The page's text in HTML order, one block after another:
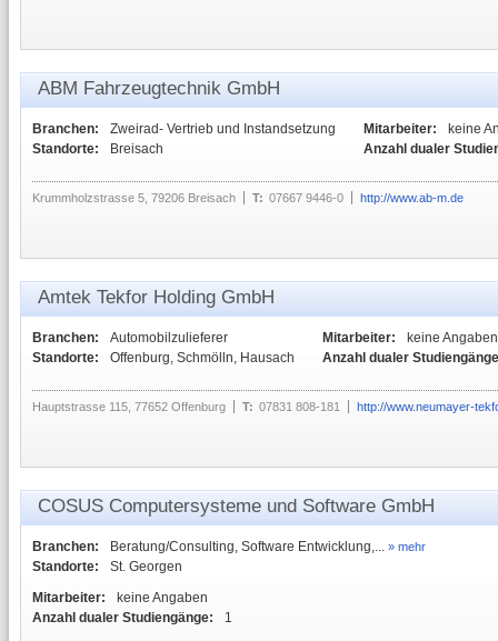
ABM Fahrzeugtechnik GmbH
Branchen:
Zweirad- Vertrieb und Instandsetzung
Standorte:
Breisach
Mitarbeiter:
keine
Anzahl dualer
Krummholzstrasse 5, 79206 Breisach T: 07667 9446-0 http://www.ab-m.de
Amtek Tekfor Holding GmbH
Branchen:
Automobilzulieferer
Standorte:
Offenburg, Schmölln, Hausach
Mitarbeiter:
keine Angaben
Anzahl dualer
Hauptstrasse 115, 77652 Offenburg T: 07831 808-181 http://www.neumayer-
COSUS Computersysteme und Software GmbH
Branchen: Beratung/Consulting, Software Entwicklung,... » mehr
Standorte:
St. Georgen
Mitarbeiter:
keine Angaben
Anzahl dualer Studiengänge:
1